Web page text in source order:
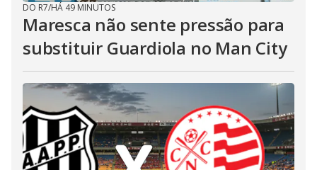
DO R7/HÁ 49 MINUTOS
Maresca não sente pressão para
substituir Guardiola no Man City